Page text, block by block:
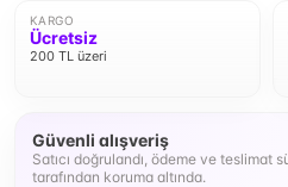
KARGO
Ücretsiz
200 TL üzeri
Güvenli alışveriş
Satıcı doğrulandı, ödeme ve teslimat
tarafından koruma altında.